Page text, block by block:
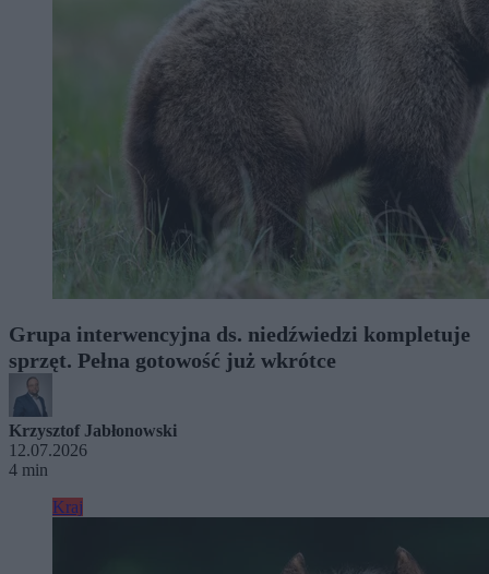
Grupa interwencyjna ds. niedźwiedzi kompletuje
sprzęt. Pełna gotowość już wkrótce
Krzysztof Jabłonowski
12.07.2026
4 min
Kraj